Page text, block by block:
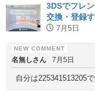
3DSでフレ
交換・登録
7月5日
名無しさん 7月5日
自分は225341513205